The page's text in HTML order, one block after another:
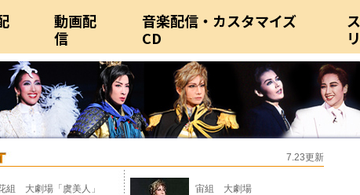
動画配
信
音楽配信・カスタマイズ
CD
7.23更新
組 大劇場「虞美人」
宙組 大劇場